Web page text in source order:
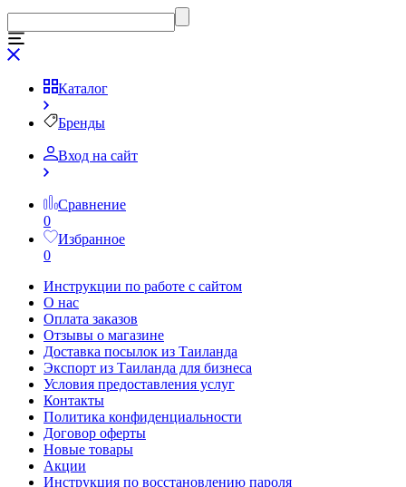
Каталог
Бренды
Вход на сайт
Сравнение
0
Избранное
0
Инструкции по работе с сайтом
О нас
Оплата заказов
Отзывы о магазине
Доставка посылок из Таиланда
Экспорт из Таиланда для бизнеса
Условия предоставления услуг
Контакты
Политика конфиденциальности
Договор оферты
Новые товары
Акции
Инструкция по восстановлению пароля